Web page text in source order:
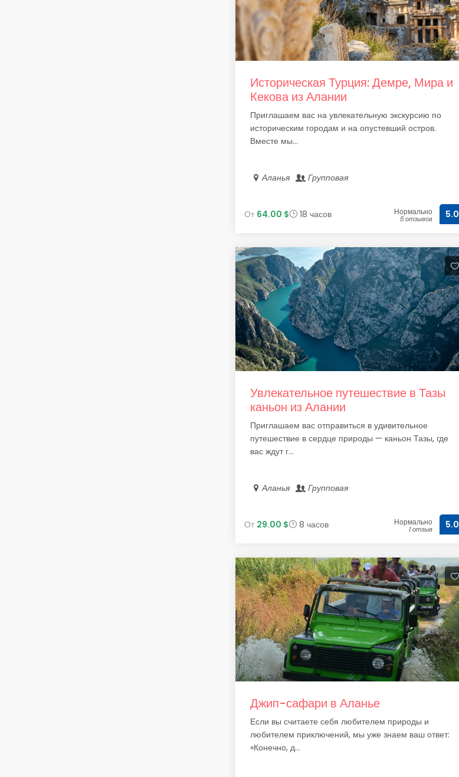
Историческая Турция: Демре, Мира и
Кекова из Алании
Приглашаем вас на увлекательную экскурсию по
историческим городам и на опустевший остров.
Вместе мы...
Аланья Групповая
От 64.00 $ 18 часов Нормально
5 отзывов 5.0
Увлекательное путешествие в Тазы
каньон из Алании
Приглашаем вас отправиться в удивительное
путешествие в сердце природы — каньон Тазы, где
вас ждут г...
Аланья Групповая
От 29.00 $ 8 часов Нормально
1 отзыв 5.0
Джип-сафари в Аланье
Если вы считаете себя любителем природы и
любителем приключений, мы уже знаем ваш ответ:
«Конечно, д...